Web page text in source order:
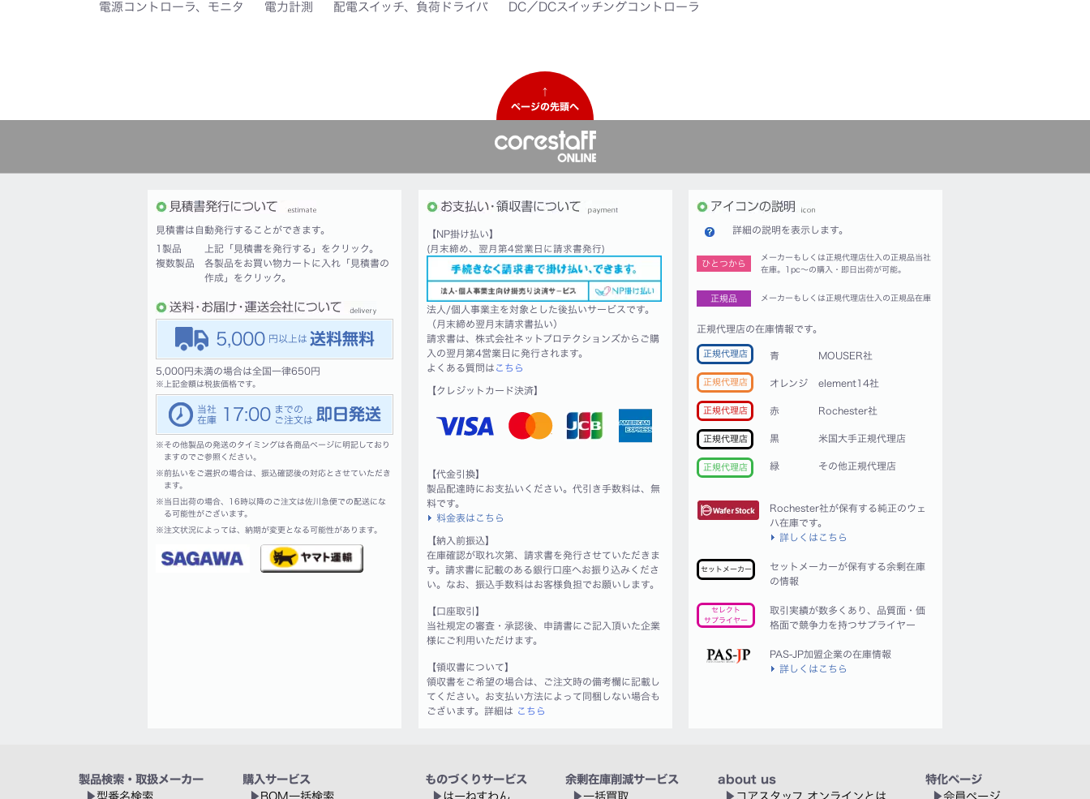
電源コントローラ、モニタ
電力計測 配電スイッチ、負荷ドライバ DC／DCスイッチングコントローラ
↑
ページの先頭へ
見積書は自動発行することができます。
1製品
上記「見積書を発行する」をクリック。
複数製品
各製品をお買い物カートに入れ「見積書の
作成」をクリック。
5,000
5,000円未満の場合は全国一律650円
※ 上記金額は税抜価格です。
17:00
※その他製品の発送のタイミングは各商品ページに明記しており
ますのでご参照ください。
※前払いをご選択の場合は、振込確認後の対応とさせていただき
ます。
※ 当日出荷の場合、16時以降のご注文は佐川急便での配送にな
る可能性がございます。
※注文状況によっては、納期が変更となる可能性があります。
【NP掛け払い】
(月末締め、翌月第4営業日に請求書発行)
法人/個人事業主を対象とした後払いサービスです。
（月末締め翌月末請求書払い）
請求書は、株式会社ネットプロテクションズからご購
入の翌月第4営業日に発行されます。
よくある質問は こちら
【クレジットカード決済】
【代金引換】
製品配達時にお支払いください。代引き手数料は、無
料です。
料金表はこちら
【納入前振込】
在庫確認が取れ次第、請求書を発行させていただきま
す。請求書に記載のある銀行口座へお振り込みくださ
い。なお、振込手数料はお客様負担でお願いします。
【口座取引】
当社規定の審査・承認後、申請書にご記入頂いた企業
様にご利用いただけます。
【領収書について】
領収書をご希望の場合は、ご注文時の備考欄に記載し
てください。お支払い方法によって同梱しない場合も
ございます。詳細は こちら
詳細の説明を表示します。
ひとつから
メーカーもしくは正規代理店仕入の正規品当社
在庫。1pc〜の購入・即日出荷が可能。
正規品 メーカーもしくは正規代理店仕入の正規品在庫
正規代理店の在庫情報です。
正規代理店
正規代理店
正規代理店
正規代理店
正規代理店
青 MOUSER社
オレンジ element14社
赤 Rochester社
黒 米国大手正規代理店
緑 その他正規代理店
Rochester社が保有する純正のウェ
ハ在庫です。
詳しくはこちら
セットメーカー
セットメーカーが保有する余剰在庫
の情報
セレクト
サプライヤー
取引実績が数多くあり、品質面・価
格面で競争力を持つサプライヤー
PAS-JP加盟企業の在庫情報
詳しくはこちら
製品検索・取扱メーカー
型番名検索
購入サービス
BOM一括検索
ものづくりサービス
はーねすわん
余剰在庫削減サービス
一括買取
about us
コアスタッフ オンラインとは
特化ページ
会員ページ